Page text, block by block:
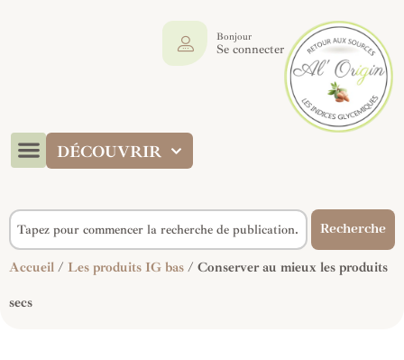
DÉCOUVRIR
Bonjour
Se connecter
Recherche
Accueil / Les produits IG bas / Conserver au mieux les produits
secs